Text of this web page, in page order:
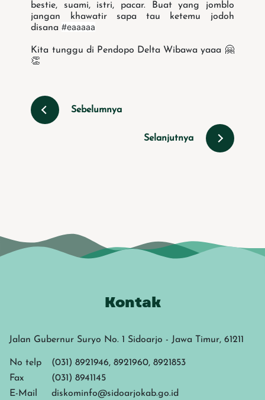
bestie, suami, istri, pacar. Buat yang jomblo
jangan khawatir sapa tau ketemu jodoh
disana#eaaaaa
Kita tunggu di Pendopo Delta Wibawa yaaa 🤗
👏
Sebelumnya
Selanjutnya
Kontak
Jalan Gubernur Suryo No. 1 Sidoarjo - Jawa Timur, 61211
No telp
(031) 8921946, 8921960, 8921853
Fax
(031) 8941145
E-Mail
diskominfo@sidoarjokab.go.id